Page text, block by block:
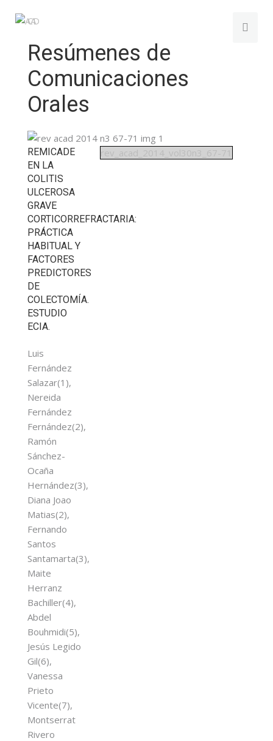
Resúmenes de
Comunicaciones
Orales
REMICADE
EN LA
COLITIS
ULCEROSA
GRAVE
CORTICORREFRACTARIA:
PRÁCTICA
HABITUAL Y
FACTORES
PREDICTORES
DE
COLECTOMÍA.
ESTUDIO
ECIA.
Luis
Fernández
Salazar(1),
Nereida
Fernández
Fernández(2),
Ramón
Sánchez-
Ocaña
Hernández(3),
Diana Joao
Matias(2),
Fernando
Santos
Santamarta(3),
Maite
Herranz
Bachiller(4),
Abdel
Bouhmidi(5),
Jesús Legido
Gil(6),
Vanessa
Prieto
Vicente(7),
Montserrat
Rivero
rev_acad_2014_vol30n3_67-71